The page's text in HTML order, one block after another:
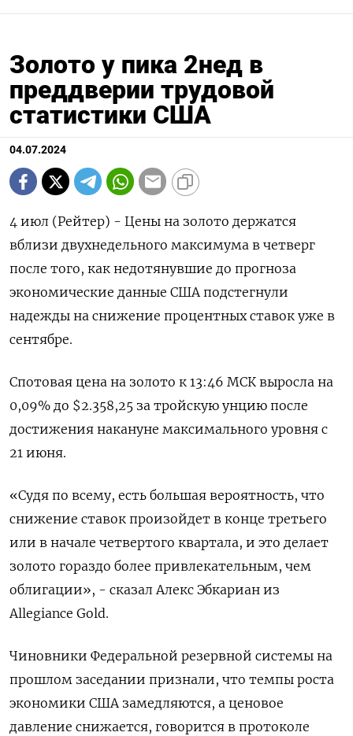
Золото у пика 2нед в
преддверии трудовой
статистики США
04.07.2024
4 июл (Рейтер) - Цены на золото держатся
вблизи двухнедельного максимума в четверг
после того, как недотянувшие до прогноза
экономические данные США подстегнули
надежды на снижение процентных ставок уже в
сентябре.
Спотовая цена на золото к 13:46 МСК выросла на
0,09% до $2.358,25 за тройскую унцию после
достижения накануне максимального уровня с
21 июня.
«Судя по всему, есть большая вероятность, что
снижение ставок произойдет в конце третьего
или в начале четвертого квартала, и это делает
золото гораздо более привлекательным, чем
облигации», - сказал Алекс Эбкариан из
Allegiance Gold.
Чиновники Федеральной резервной системы на
прошлом заседании признали, что темпы роста
экономики США замедляются, а ценовое
давление снижается, говорится в протоколе